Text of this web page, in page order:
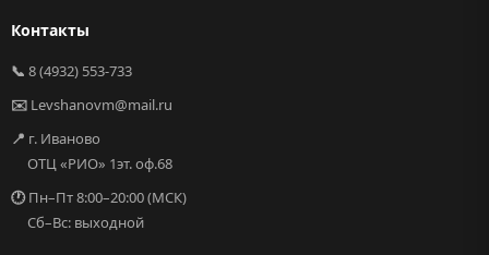
Контакты
📞 8 (4932) 553-733
✉️ Levshanovm@mail.ru
📍 г. Иваново
ОТЦ «РИО» 1эт. оф.68
🕐Пн–Пт 8:00–20:00 (МСК)
Сб–Вс: выходной